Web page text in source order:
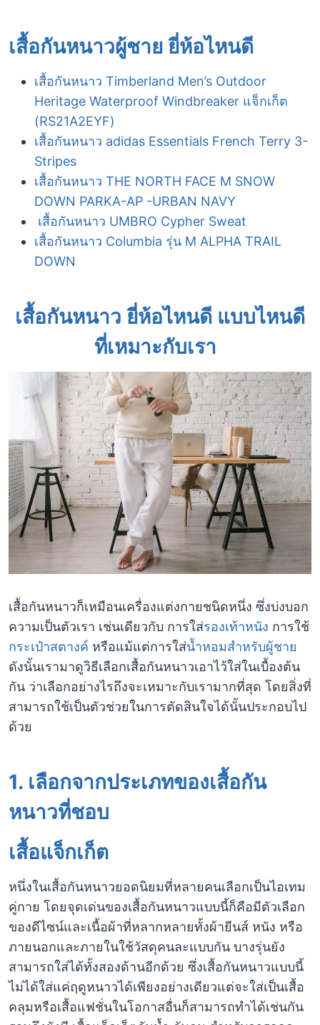
เสื้อกันหนาวผู้ชาย ยี่ห้อไหนดี
เสื้อกันหนาว Timberland Men’s Outdoor
Heritage Waterproof Windbreaker แจ็กเก็ต
(RS21A2EYF)
เสื้อกันหนาว adidas Essentials French Terry 3-
Stripes
เสื้อกันหนาว THE NORTH FACE M SNOW
DOWN PARKA-AP -URBAN NAVY
เสื้อกันหนาว UMBRO Cypher Sweat
เสื้อกันหนาว Columbia รุ่น M ALPHA TRAIL
DOWN
เสื้อกันหนาว ยี่ห้อไหนดี แบบไหนดี
ที่เหมาะกับเรา
เสื้อกันหนาวก็เหมือนเครื่องแต่งกายชนิดหนึ่ง ซึ่งบ่งบอก
ความเป็นตัวเรา เช่นเดียวกับ การใส่รองเท้าหนัง การใช้
กระเป๋าสตางค์ หรือแม้แต่การใส่น้ำหอมสำหรับผู้ชาย
ดังนั้นเรามาดูวิธีเลือกเสื้อกันหนาวเอาไว้ใส่ในเบื้องต้น
กัน ว่าเลือกอย่างไรถึงจะเหมาะกับเรามากที่สุด โดยสิ่งที่
สามารถใช้เป็นตัวช่วยในการตัดสินใจได้นั้นประกอบไป
ด้วย
1. เลือกจากประเภทของเสื้อกัน
หนาวที่ชอบ
เสื้อแจ็กเก็ต
หนึ่งในเสื้อกันหนาวยอดนิยมที่หลายคนเลือกเป็นไอเทม
คู่กาย โดยจุดเด่นของเสื้อกันหนาวแบบนี้ก็คือมีตัวเลือก
ของดีไซน์และเนื้อผ้าที่หลากหลายทั้งผ้ายีนส์ หนัง หรือ
ภายนอกและภายในใช้วัสดุคนละแบบกัน บางรุ่นยัง
สามารถใส่ได้ทั้งสองด้านอีกด้วย ซึ่งเสื้อกันหนาวแบบนี้
ไม่ได้ใส่แค่ฤดูหนาวได้เพียงอย่างเดียวแต่จะใส่เป็นเสื้อ
คลุมหรือเสื้อแฟชั่นในโอกาสอื่นก็สามารถทำได้เช่นกัน